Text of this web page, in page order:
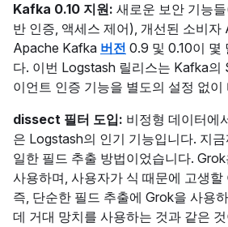
Kafka 0.10 지원: 새로운 보안 기능
반 인증, 액세스 제어), 개선된 소비자
Apache Kafka 버전 0.9 및 0.10이 몇
다. 이번 Logstash 릴리스는 Kafka의
이언트 인증 기능을 별도의 설정 없이
dissect 필터 도입: 비정형 데이터에
은 Logstash의 인기 기능입니다. 지
일한 필드 추출 방법이었습니다.
사용하며, 사용자가 식 때문에 고생할
즉, 단순한 필드 추출에 Grok을 사용
데 거대 망치를 사용하는 것과 같은